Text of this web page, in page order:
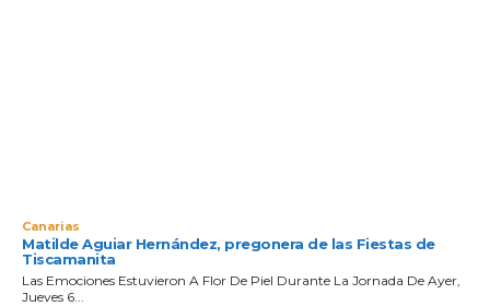
Canarias
Matilde Aguiar Hernández, pregonera de las Fiestas de
Tiscamanita
Las Emociones Estuvieron A Flor De Piel Durante La Jornada De Ayer,
Jueves 6...